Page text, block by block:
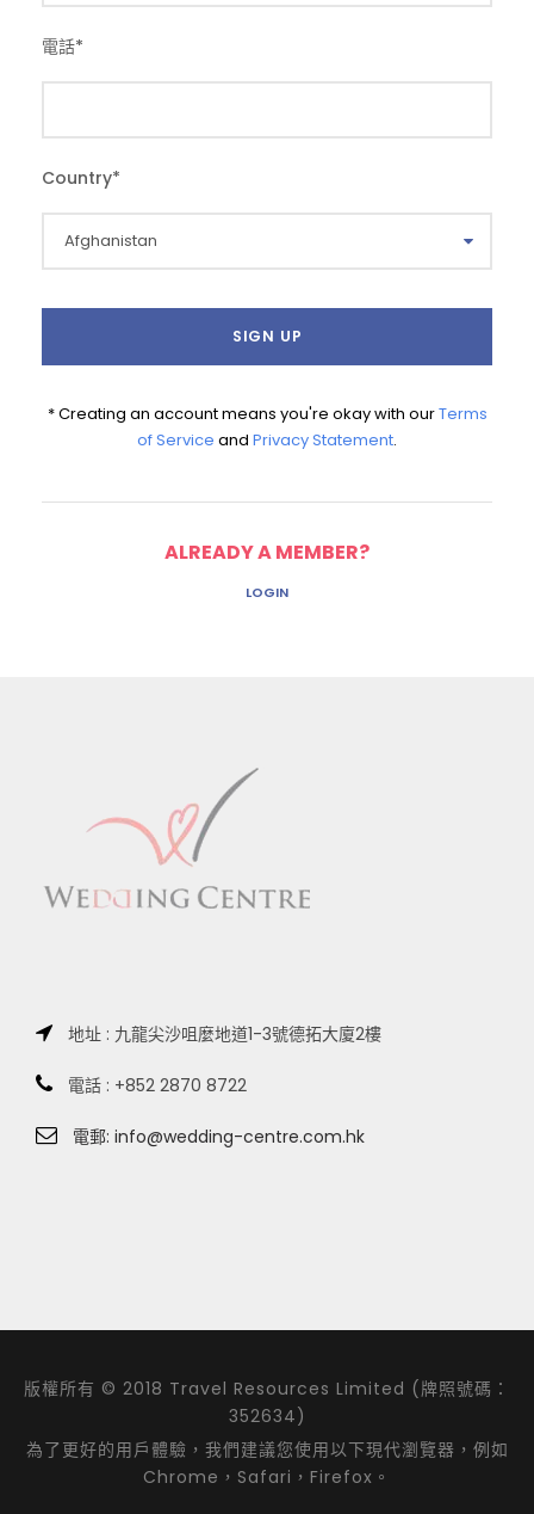
電話*
Country*
* Creating an account means you're okay with ourTerms
of Service and Privacy Statement.
ALREADY A MEMBER?
LOGIN
地址 : 九龍尖沙咀麼地道1-3號德拓大廈2樓
電話 : +852 2870 8722
電郵: info@wedding-centre.com.hk
版權所有 © 2018 Travel Resources Limited (牌照號碼：
352634)
為了更好的用戶體驗，我們建議您使用以下現代瀏覽器，例如
Chrome，Safari，Firefox。